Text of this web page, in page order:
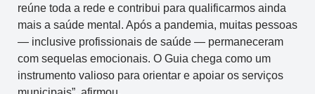
reúne toda a rede e contribui para qualificarmos ainda
mais a saúde mental. Após a pandemia, muitas pessoas
— inclusive profissionais de saúde — permaneceram
com sequelas emocionais. O Guia chega como um
instrumento valioso para orientar e apoiar os serviços